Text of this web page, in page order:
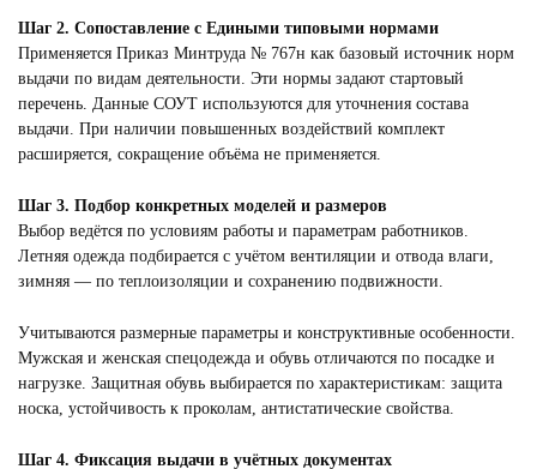
Шаг 2. Сопоставление с Едиными типовыми нормами
Применяется Приказ Минтруда № 767н как базовый источник норм
выдачи по видам деятельности. Эти нормы задают стартовый
перечень. Данные СОУТ используются для уточнения состава
выдачи. При наличии повышенных воздействий комплект
расширяется, сокращение объёма не применяется.
Шаг 3. Подбор конкретных моделей и размеров
Выбор ведётся по условиям работы и параметрам работников.
Летняя одежда подбирается с учётом вентиляции и отвода влаги,
зимняя — по теплоизоляции и сохранению подвижности.
Учитываются размерные параметры и конструктивные особенности.
Мужская и женская спецодежда и обувь отличаются по посадке и
нагрузке. Защитная обувь выбирается по характеристикам: защита
носка, устойчивость к проколам, антистатические свойства.
Шаг 4. Фиксация выдачи в учётных документах